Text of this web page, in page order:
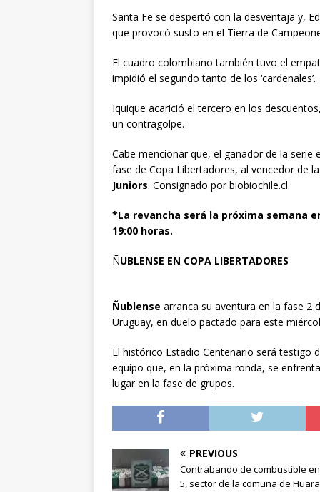
Santa Fe se despertó con la desventaja y,
que provocó susto en el Tierra de
El cuadro colombiano también tuvo el
impidió el segundo tanto de los ‘cardenales’.
Iquique acarició el tercero en los
un contragolpe.
Cabe mencionar que, el ganador de la
fase de Copa Libertadores, al vencedor de
Juniors. Consignado por biobiochile.cl.
*La revancha será la próxima semana
19:00 horas.
ÑUBLENSE EN COPA LIBERTADORES
Ñublense arranca su aventura en la fase 2
Uruguay, en duelo pactado para este
El histórico Estadio Centenario será testigo
equipo que, en la próxima ronda, se
lugar en la fase de grupos.
PREVIOUS
Contrabando de combustible
5, sector de la comuna de Huara